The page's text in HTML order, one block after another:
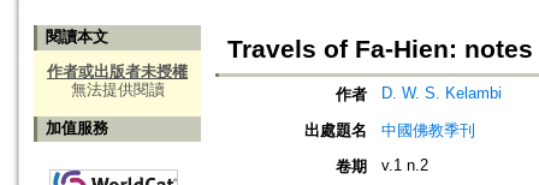
閱讀本文
作者或出版者未授權
無法提供閱讀
加值服務
Travels of Fa-Hien:
作者 D. W. S. Kelambi
出處題名
中國佛教季刊
卷期
v.1 n.2